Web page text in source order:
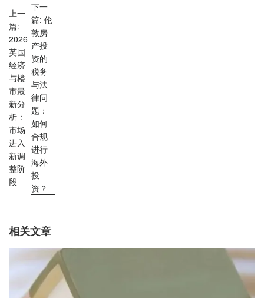
上一
篇:
2026
英国
经济
与楼
市最
新分
析：
市场
进入
新调
整阶
段
下一
篇: 伦
敦房
产投
资的
税务
与法
律问
题：
如何
合规
进行
海外
投
资？
相关文章